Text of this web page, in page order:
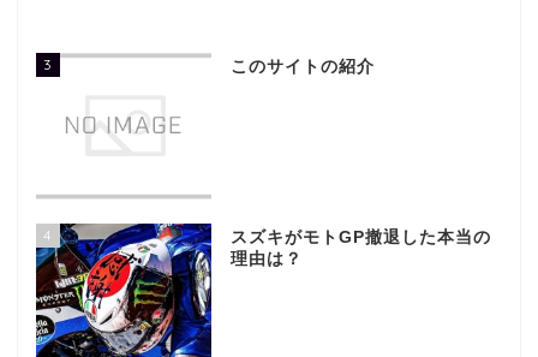
3 このサイトの紹介
4
スズキがモトGP撤退した本当の
理由は？